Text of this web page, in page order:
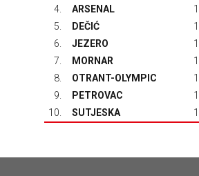
4.
ARSENAL 1
5.
DEČIĆ 1
6.
JEZERO 1
7.
MORNAR 1
8.
OTRANT-OLYMPIC 1
9.
PETROVAC 1
10.
SUTJESKA 1